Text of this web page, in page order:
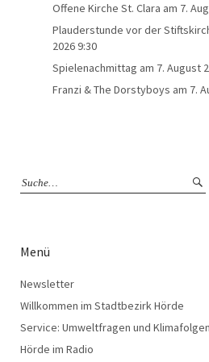
Offene Kirche St. Clara am 7.
Plauderstunde vor der
2026 9:30
Spielenachmittag am 7. August
Franzi & The Dorstyboys am 7.
Menü
Newsletter
Willkommen im Stadtbezirk Hörde
Service: Umweltfragen und Klimafolgen
Hörde im Radio